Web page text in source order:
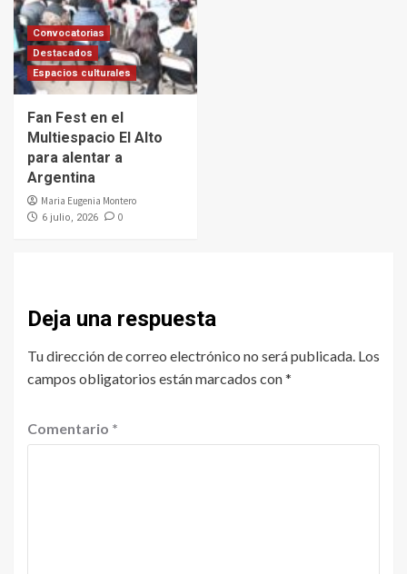
Convocatorias
Destacados
Espacios culturales
Fan Fest en el
Multiespacio El Alto
para alentar a
Argentina
Maria Eugenia Montero
6 julio, 2026 0
Deja una respuesta
Tu dirección de correo electrónico no será publicada. Los
campos obligatorios están marcados con*
Comentario *